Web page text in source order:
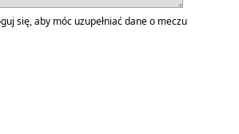
się, aby móc uzupełniać dane o meczu